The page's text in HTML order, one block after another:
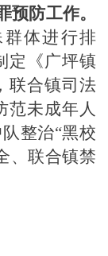
预防工作。
体进行排
定《广坪镇
联合镇司法
范未成年人
整治“黑校
、联合镇禁